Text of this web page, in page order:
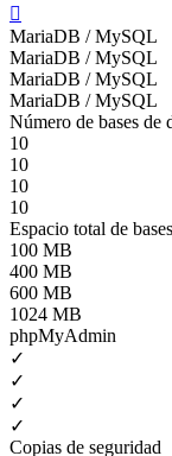

MariaDB / MySQL
MariaDB / MySQL
MariaDB / MySQL
MariaDB / MySQL
Número de bases de
10
10
10
10
Espacio total de
100 MB
400 MB
600 MB
1024 MB
phpMyAdmin
✓
✓
✓
✓
Copias de seguridad